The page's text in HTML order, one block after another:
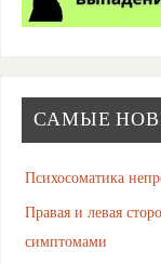
САМЫЕ
Психосоматика
Правая и левая
симптомами